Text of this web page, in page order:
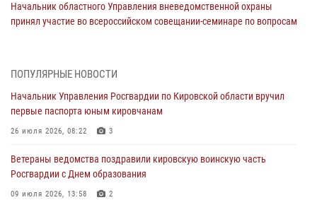
Начальник областного Управления вневедомственной охраны
принял участие во всероссийском совещании-семинаре по вопросам
инструмента
07 августа 2026, 08:39
хулиганстве
06 августа 2026, 07:00
ПОПУЛЯРНЫЕ НОВОСТИ
Начальник Управления Росгвардии по Кировской области вручил
первые паспорта юным кировчанам
26 июля 2026, 08:22 3
Ветераны ведомства поздравили кировскую воинскую часть
Росгвардии с Днем образования
09 июля 2026, 13:58 2